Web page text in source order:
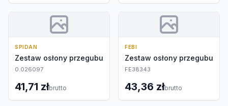
SPIDAN
Zestaw osłony przegubu
0.026097
41,71 złbrutto
FEBI
Zestaw osłony przegubu
FE38343
43,36 złbrutto